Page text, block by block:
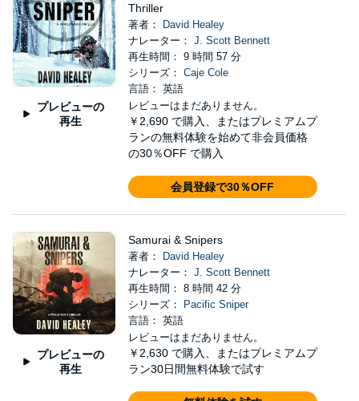
プレビューの
再生
Thriller
著者：
David Healey
ナレーター： J. Scott Bennett
再生時間： 9 時間 57 分
シリーズ： Caje Cole
言語： 英語
レビューはまだありません。
￥2,690 で購入、またはプレミアムプ
ランの無料体験を始めて非会員価格
の30％OFF で購入
会員登録で30％OFF
プレビューの
再生
Samurai & Snipers
著者：
David Healey
ナレーター： J. Scott Bennett
再生時間： 8 時間 42 分
シリーズ：
Pacific Sniper
言語： 英語
レビューはまだありません。
￥2,630 で購入、またはプレミアムプ
ラン30日間無料体験で試す